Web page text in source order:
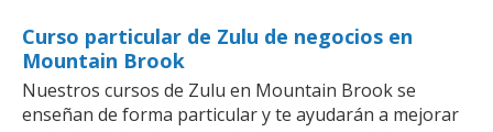
Curso particular de Zulu de negocios en
Mountain Brook
Nuestros cursos de Zulu en Mountain Brook se
enseñan de forma particular y te ayudarán a mejorar